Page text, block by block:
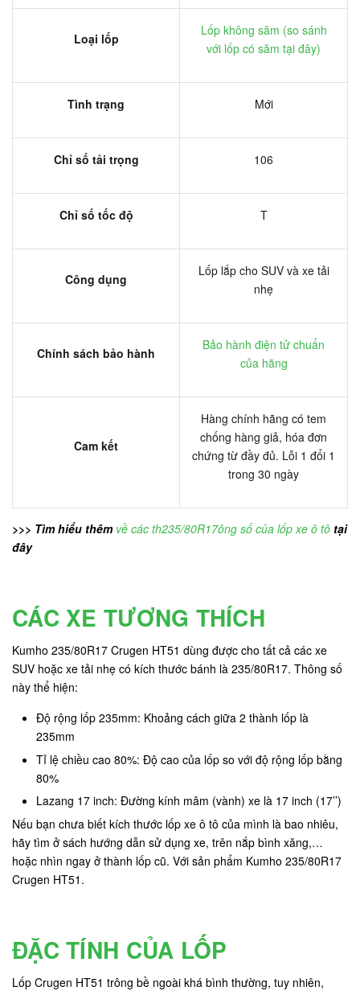
Loại lốp
Lốp không săm (so sánh
với lốp có săm tại đây)
Tình trạng Mới
Chỉ số tải trọng 106
Chỉ số tốc độ T
Công dụng
Lốp lắp cho SUV và xe tải
nhẹ
Chính sách bảo hành
Bảo hành điện tử chuẩn
của hãng
Cam kết
Hàng chính hãng có tem
chống hàng giả, hóa đơn
chứng từ đầy đủ. Lỗi 1 đổi 1
trong 30 ngày
>>> Tìm hiểu thêm về các th235/80R17ông số của lốp xe ô tô tại
đây
CÁC XE TƯƠNG THÍCH
Kumho 235/80R17 Crugen HT51 dùng được cho tất cả các xe
SUV hoặc xe tải nhẹ có kích thước bánh là 235/80R17. Thông số
này thể hiện:
Độ rộng lốp 235mm: Khoảng cách giữa 2 thành lốp là
235mm
Tỉ lệ chiều cao 80%: Độ cao của lốp so với độ rộng lốp bằng
80%
Lazang 17 inch: Đường kính mâm (vành) xe là 17 inch (17’’)
Nếu bạn chưa biết kích thước lốp xe ô tô của mình là bao nhiêu,
hãy tìm ở sách hướng dẫn sử dụng xe, trên nắp bình xăng,…
hoặc nhìn ngay ở thành lốp cũ. Với sản phẩm Kumho 235/80R17
Crugen HT51.
ĐẶC TÍNH CỦA LỐP
Lốp Crugen HT51 trông bề ngoài khá bình thường, tuy nhiên,